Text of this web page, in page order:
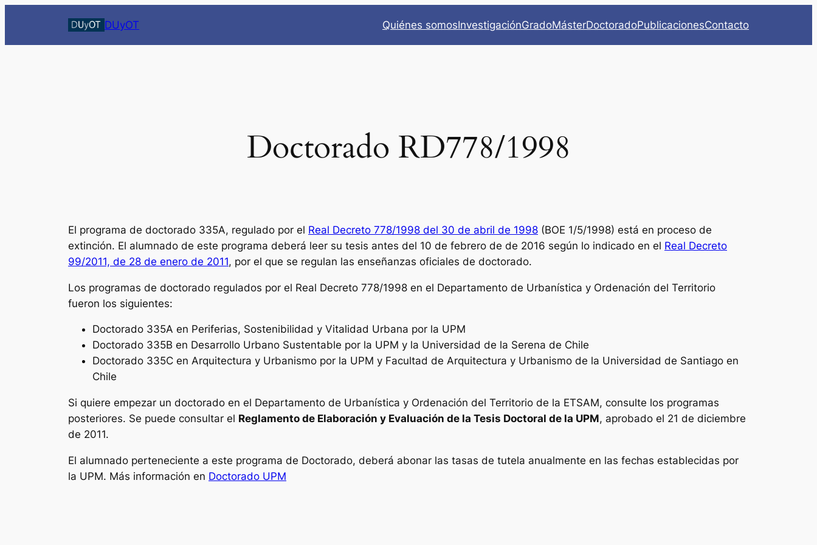
contenido
DUyOT Quiénes somosInvestigaciónGradoMásterDoctoradoPublicacionesContacto
Doctorado RD778/1998
El programa de doctorado 335A, regulado por el Real Decreto 778/1998 del 30 de abril de 1998 (BOE 1/5/1998) está en proceso de
extinción. El alumnado de este programa deberá leer su tesis antes del 10 de febrero de de 2016 según lo indicado en el Real Decreto
99/2011, de 28 de enero de 2011, por el que se regulan las enseñanzas oficiales de doctorado.
Los programas de doctorado regulados por el Real Decreto 778/1998 en el Departamento de Urbanística y Ordenación del Territorio
fueron los siguientes:
Doctorado 335A en Periferias, Sostenibilidad y Vitalidad Urbana por la UPM
Doctorado 335B en Desarrollo Urbano Sustentable por la UPM y la Universidad de la Serena de Chile
Doctorado 335C en Arquitectura y Urbanismo por la UPM y Facultad de Arquitectura y Urbanismo de la Universidad de Santiago en
Chile
Si quiere empezar un doctorado en el Departamento de Urbanística y Ordenación del Territorio de la ETSAM, consulte los programas
posteriores. Se puede consultar el Reglamento de Elaboración y Evaluación de la Tesis Doctoral de la UPM, aprobado el 21 de diciembre
de 2011.
El alumnado perteneciente a este programa de Doctorado, deberá abonar las tasas de tutela anualmente en las fechas establecidas por
la UPM. Más información en Doctorado UPM